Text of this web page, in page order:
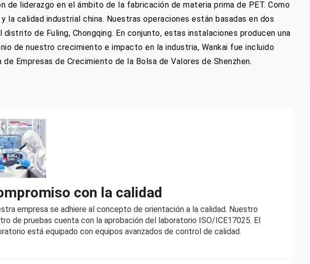
de liderazgo en el ámbito de la fabricación de materia prima de PET. Como
calidad industrial china. Nuestras operaciones están basadas en dos
de Fuling, Chongqing. En conjunto, estas instalaciones producen una
de nuestro crecimiento e impacto en la industria, Wankai fue incluido
Empresas de Crecimiento de la Bolsa de Valores de Shenzhen.
con la calidad
empresa se adhiere al concepto de orientación a la calidad. Nuestro
de pruebas cuenta con la aprobación del laboratorio ISO/ICE17025. El
está equipado con equipos avanzados de control de calidad.